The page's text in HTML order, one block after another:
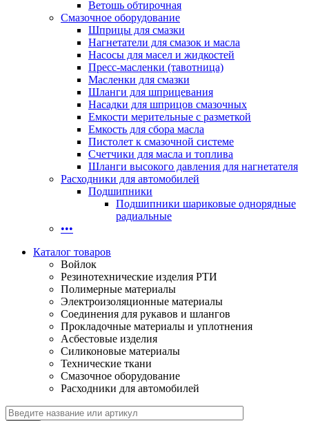
Ветошь обтирочная
Смазочное оборудование
Шприцы для смазки
Нагнетатели для смазок и масла
Насосы для масел и жидкостей
Пресс-масленки (тавотница)
Масленки для смазки
Шланги для шприцевания
Насадки для шприцов смазочных
Емкости мерительные с разметкой
Емкость для сбора масла
Пистолет к смазочной системе
Счетчики для масла и топлива
Шланги высокого давления для нагнетателя
Расходники для автомобилей
Подшипники
Подшипники шариковые однорядные
радиальные
•••
Каталог товаров
Войлок
Резинотехнические изделия РТИ
Полимерные материалы
Электроизоляционные материалы
Соединения для рукавов и шлангов
Прокладочные материалы и уплотнения
Асбестовые изделия
Силиконовые материалы
Технические ткани
Смазочное оборудование
Расходники для автомобилей